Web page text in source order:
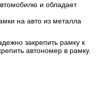
и обладает
на авто из металла
закрепить рамку к
автономер в рамку.